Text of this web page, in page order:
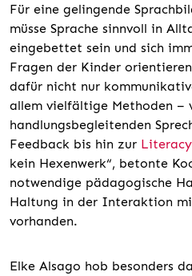
Für eine gelingende
müsse Sprache sinnvoll in
eingebettet sein und sich
Fragen der Kinder
dafür nicht nur
allem vielfältige Methoden –
handlungsbegleitenden
Feedback bis hin zur Literacy
kein Hexenwerk“, betonte
notwendige pädagogische
Haltung in der Interaktion
vorhanden.
Elke Alsago hob besonders